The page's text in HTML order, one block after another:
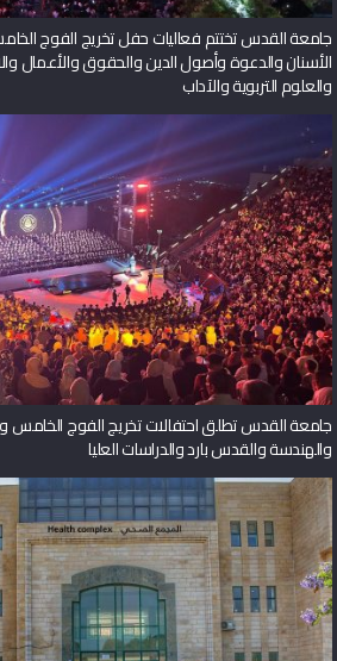
جامعة القدس تختتم فعاليات حفل تخريج الفوج
الأسنان والدعوة وأصول الدين والحقوق والأعمال
والعلوم التربوية والآداب
جامعة القدس تطلق احتفالات تخريج الفوج الخامس
والهندسة والقدس بارد والدراسات العليا